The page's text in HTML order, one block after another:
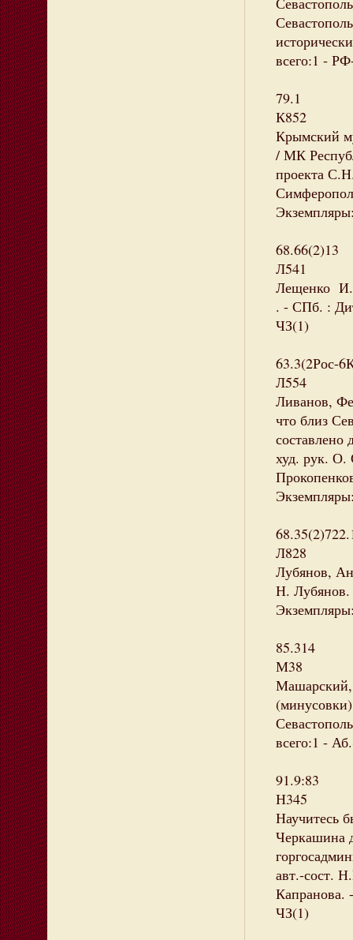
всего:1 -
79.1
К852
Крымский
/ МК
проекта
68.66(2)13
Л541
Лещенко И.
. - СПб. :
ЧЗ(1)
63.3(2Рос-
Л554
Ливанов,
что близ
составлено
худ. рук. О.
Л828
Лубянов,
Н. Лубянов.
85.314
М38
Машарский,
всего:1 -
91.9:83
Н345
Научитесь
Черкашина
авт.-сост.
Капранова.
ЧЗ(1)